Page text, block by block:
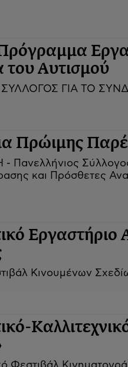
Αυτισμού
ΓΙΑ ΤΟ
Πρώιμης
και Πρόσθετες
Κινουμένων